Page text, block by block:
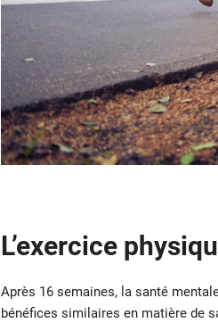
L’exercice
Après 16 semaines, la santé
bénéfices similaires en matière de